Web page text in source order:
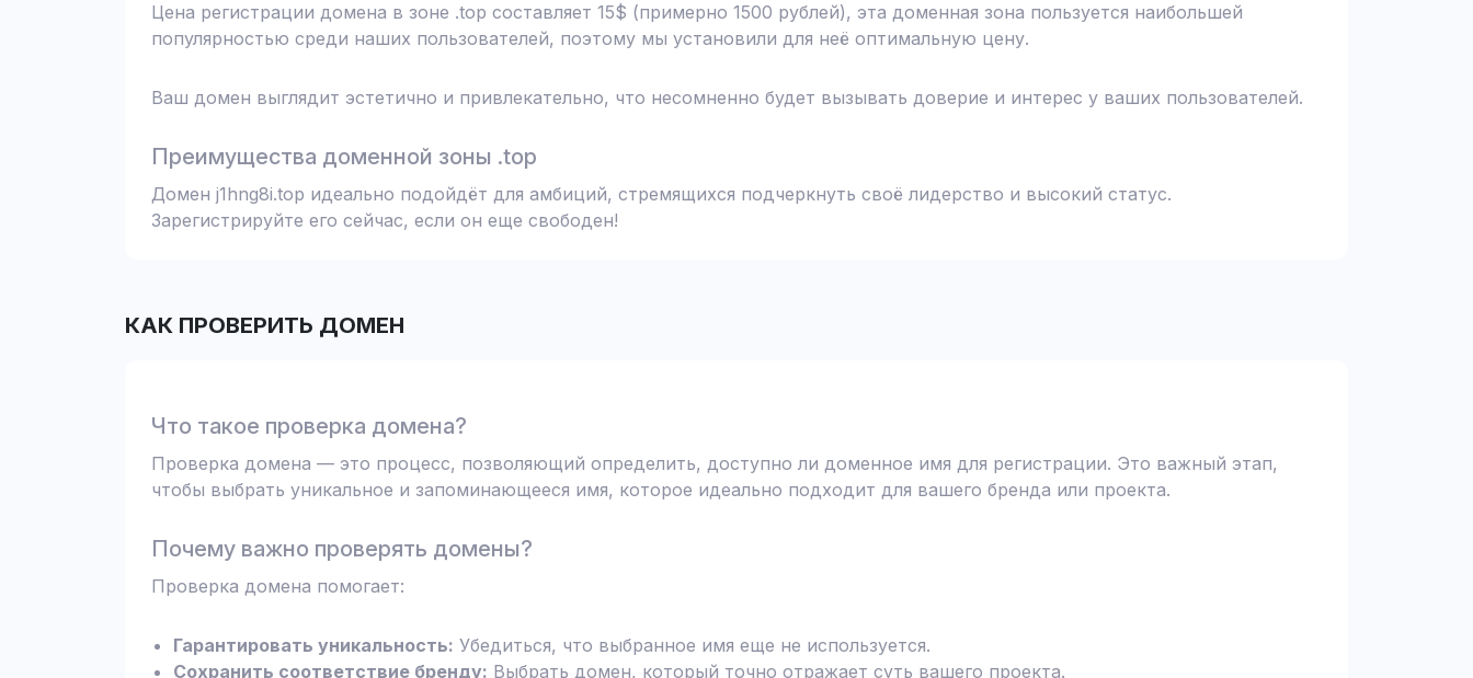
Цена регистрации домена в зоне .top составляет 15$ (примерно 1500 рублей), эта доменная зона пользуется наибольшей
популярностью среди наших пользователей, поэтому мы установили для неё оптимальную цену.
Ваш домен выглядит эстетично и привлекательно, что несомненно будет вызывать доверие и интерес у ваших пользователей.
Преимущества доменной зоны .top
Домен j1hng8i.top идеально подойдёт для амбиций, стремящихся подчеркнуть своё лидерство и высокий статус.
Зарегистрируйте его сейчас, если он еще свободен!
КАК ПРОВЕРИТЬ ДОМЕН
Что такое проверка домена?
Проверка домена — это процесс, позволяющий определить, доступно ли доменное имя для регистрации. Это важный этап,
чтобы выбрать уникальное и запоминающееся имя, которое идеально подходит для вашего бренда или проекта.
Почему важно проверять домены?
Проверка домена помогает:
Гарантировать уникальность: Убедиться, что выбранное имя еще не используется.
Сохранить соответствие бренду: Выбрать домен, который точно отражает суть вашего проекта.